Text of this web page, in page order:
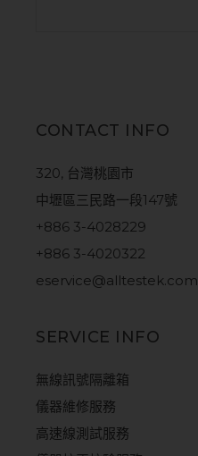
CONTACT INFO
320, 台灣桃園市
中壢區三民路一段147號
+886 3-4028229
+886 3-4020322
eservice@alltestek.com
SERVICE INFO
無線訊號隔離箱
儀器維修服務
高速線測試服務